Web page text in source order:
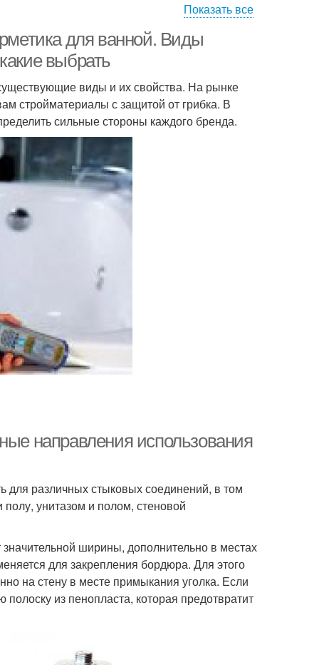
Показать все
для ванной. Виды
выбрать
виды и их свойства. На рынке
стройматериалы с защитой от грибка. В
сильные стороны каждого бренда.
направления использования
для различных стыковых соединений, в том
унитазом и полом, стеновой
ширины, дополнительно в местах
для закрепления бордюра. Для этого
на стену в месте примыкания уголка. Если
из пенопласта, которая предотвратит